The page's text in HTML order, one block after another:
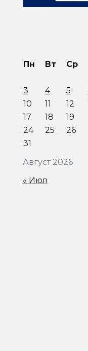
Август 2026
Пн Вт Ср
3
4 5
10
11 12
17
18 19
24
25 26
31
« Июл